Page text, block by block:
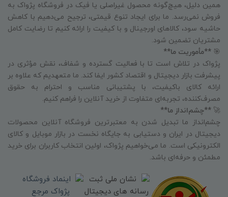
همین دلیل، هیچ‌گونه محصول غیراصلی یا فیک در فروشگاه پژواک به
فروش نمی‌رسد. ما برای ایجاد تنوع قیمتی، ترجیح می‌دهیم با کاهش
حاشیه سود، کالاهای اورجینال و با کیفیت را ارائه کنیم تا رضایت کامل
مشتریان تضمین شود.
🎯 **مأموریت ما**
پژواک در تلاش است تا با فعالیت گسترده و شفاف، نقش مؤثری در
پیشرفت بازار دیجیتال و اقتصاد کشور ایفا کند. ما متعهدیم که علاوه بر
ارائه کالای باکیفیت، با پشتیبانی مناسب و احترام به حقوق
مصرف‌کننده، تجربه‌ای متفاوت از خرید آنلاین را فراهم کنیم.
🚀 **چشم‌انداز ما**
چشم‌انداز ما تبدیل شدن به معتبرترین فروشگاه آنلاین محصولات
دیجیتال در ایران و دستیابی به جایگاه نخست در بازار موبایل و کالای
الکترونیکی است. ما می‌خواهیم پژواک، اولین انتخاب کاربران برای خرید
مطمئن و حرفه‌ای باشد.